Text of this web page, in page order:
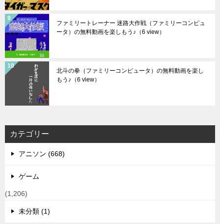
ファミリートレーナー 迷路大作戦（ファミリーコンピュ
ータ）の無料動画を楽しもう♪ （6 view）
北斗の拳（ファミリーコンピュータ）の無料動画を楽し
もう♪ （6 view）
カテゴリー
アニソン (668)
ゲーム
(1,206)
未分類 (1)